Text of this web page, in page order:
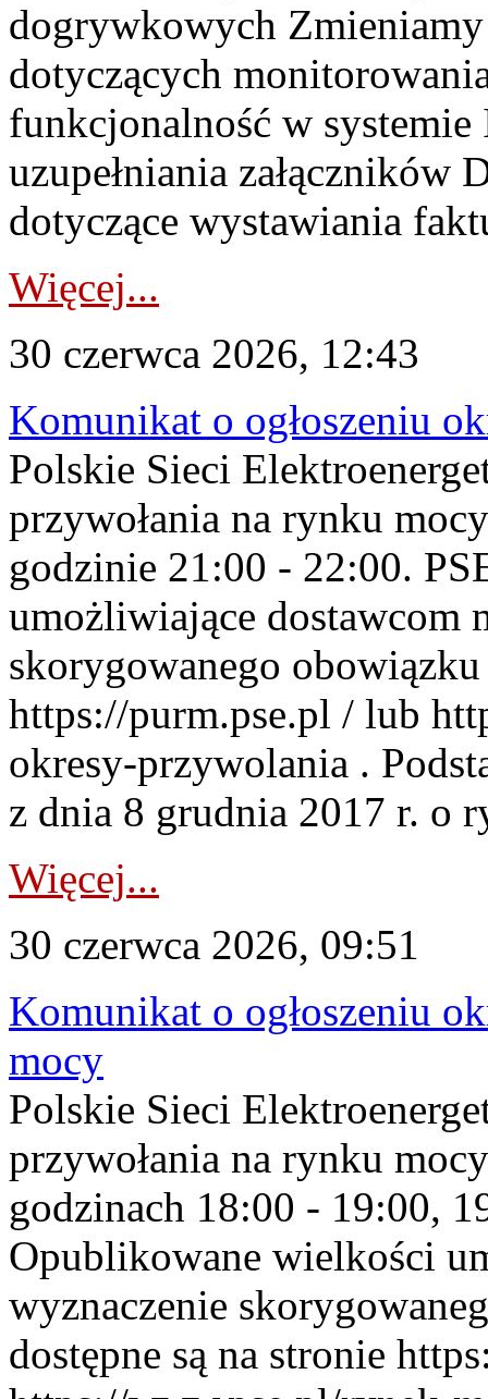
dogrywkowych Zmieniamy
dotyczących
funkcjonalność w
uzupełniania załączników
dotyczące wystawiania
Więcej...
30 czerwca 2026, 12:43
Komunikat o ogłoszeniu
Polskie Sieci
przywołania na rynku
godzinie 21:00 - 22:00.
umożliwiające dostawcom
skorygowanego
https://purm.pse.pl / lub
okresy-przywolania .
z dnia 8 grudnia 2017 r. o
Więcej...
30 czerwca 2026, 09:51
Komunikat o ogłoszeniu
mocy
Polskie Sieci
przywołania na rynku
godzinach 18:00 - 19:00,
Opublikowane wielkości
wyznaczenie
dostępne są na stronie